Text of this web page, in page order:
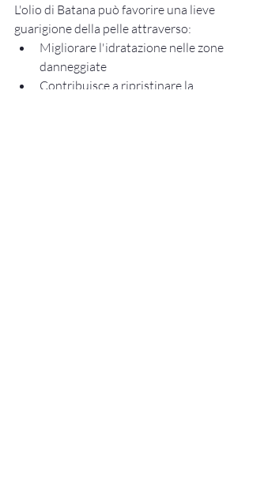
L'olio di Batana può favorire una lieve
guarigione della pelle attraverso:
Migliorare l'idratazione nelle zone
danneggiate
Contribuisce a ripristinare la